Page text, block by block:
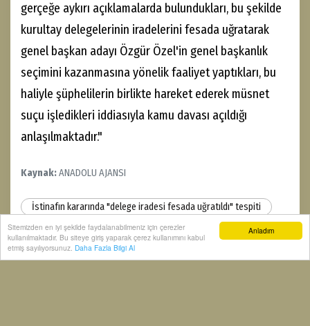
Anladım
Sitemizden en iyi şekilde faydalanabilmeniz için çerezler
kullanılmaktadır. Bu siteye giriş yaparak çerez kullanımını kabul
etmiş sayılıyorsunuz. Daha Fazla Bilgi Al
gerçeğe aykırı açıklamalarda bulundukları, bu şekilde
kurultay delegelerinin iradelerini fesada uğratarak
genel başkan adayı Özgür Özel'in genel başkanlık
seçimini kazanmasına yönelik faaliyet yaptıkları, bu
haliyle şüphelilerin birlikte hareket ederek müsnet
suçu işledikleri iddiasıyla kamu davası açıldığı
anlaşılmaktadır."
Kaynak:ANADOLU AJANSI
İstinafın kararında "delege iradesi fesada uğratıldı" tespiti
CHP kurultay davası
CHP